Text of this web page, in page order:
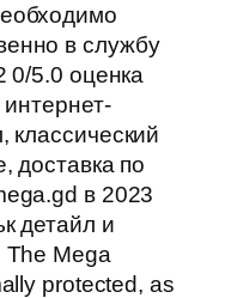
в службу
0/5.0 оценка
классический
доставка по
в 2023
детайл и
The Mega
protected, as